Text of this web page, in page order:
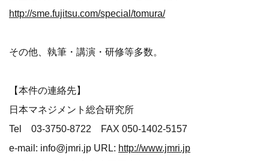
http://sme.fujitsu.com/special/tomura/
その他、執筆・講演・研修等多数。
【本件の連絡先】
日本マネジメント総合研究所
Tel 03-3750-8722 FAX 050-1402-5157
e-mail: info@jmri.jp URL: http://www.jmri.jp